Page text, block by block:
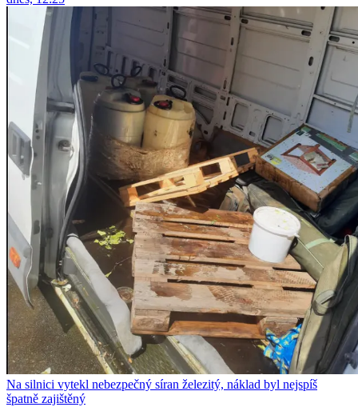
Na silnici vytekl nebezpečný síran železitý, náklad byl nejspíš
špatně zajištěný